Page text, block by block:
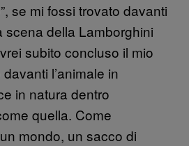
se mi fossi trovato davanti
scena della Lamborghini
subito concluso il mio
l’animale in
in natura dentro
quella. Come
mondo, un sacco di